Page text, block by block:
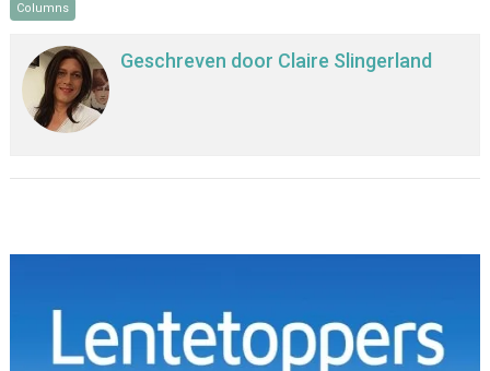
Columns
Geschreven door Claire Slingerland